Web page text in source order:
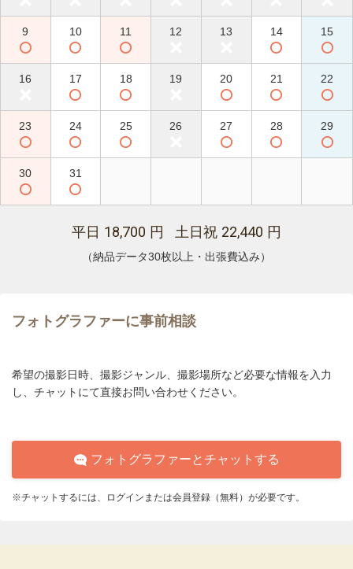
9 10 11 12 13 14 15
16 17 18 19 20 21 22
23 24 25 26 27 28 29
30 31
平日 18,700 円 土日祝 22,440 円
（納品データ30枚以上・出張費込み）
フォトグラファーに事前相談
希望の撮影日時、撮影ジャンル、撮影場所など必要な情報を入力
し、チャットにて直接お問い合わせください。
フォトグラファーとチャットする
※チャットするには、ログインまたは会員登録（無料）が必要です。